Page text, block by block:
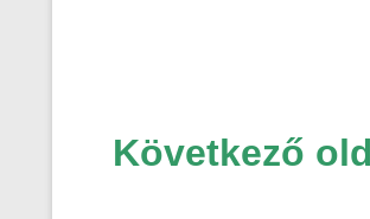
Következő